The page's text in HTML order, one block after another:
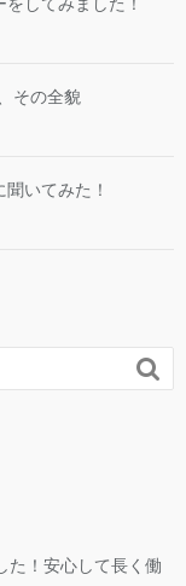
その全貌
いてみた！

た！安心して長く働